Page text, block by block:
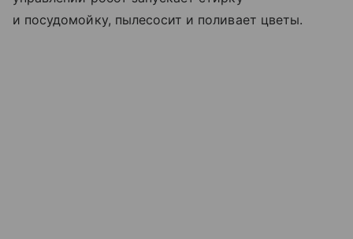
и посудомойку, пылесосит и поливает цветы.